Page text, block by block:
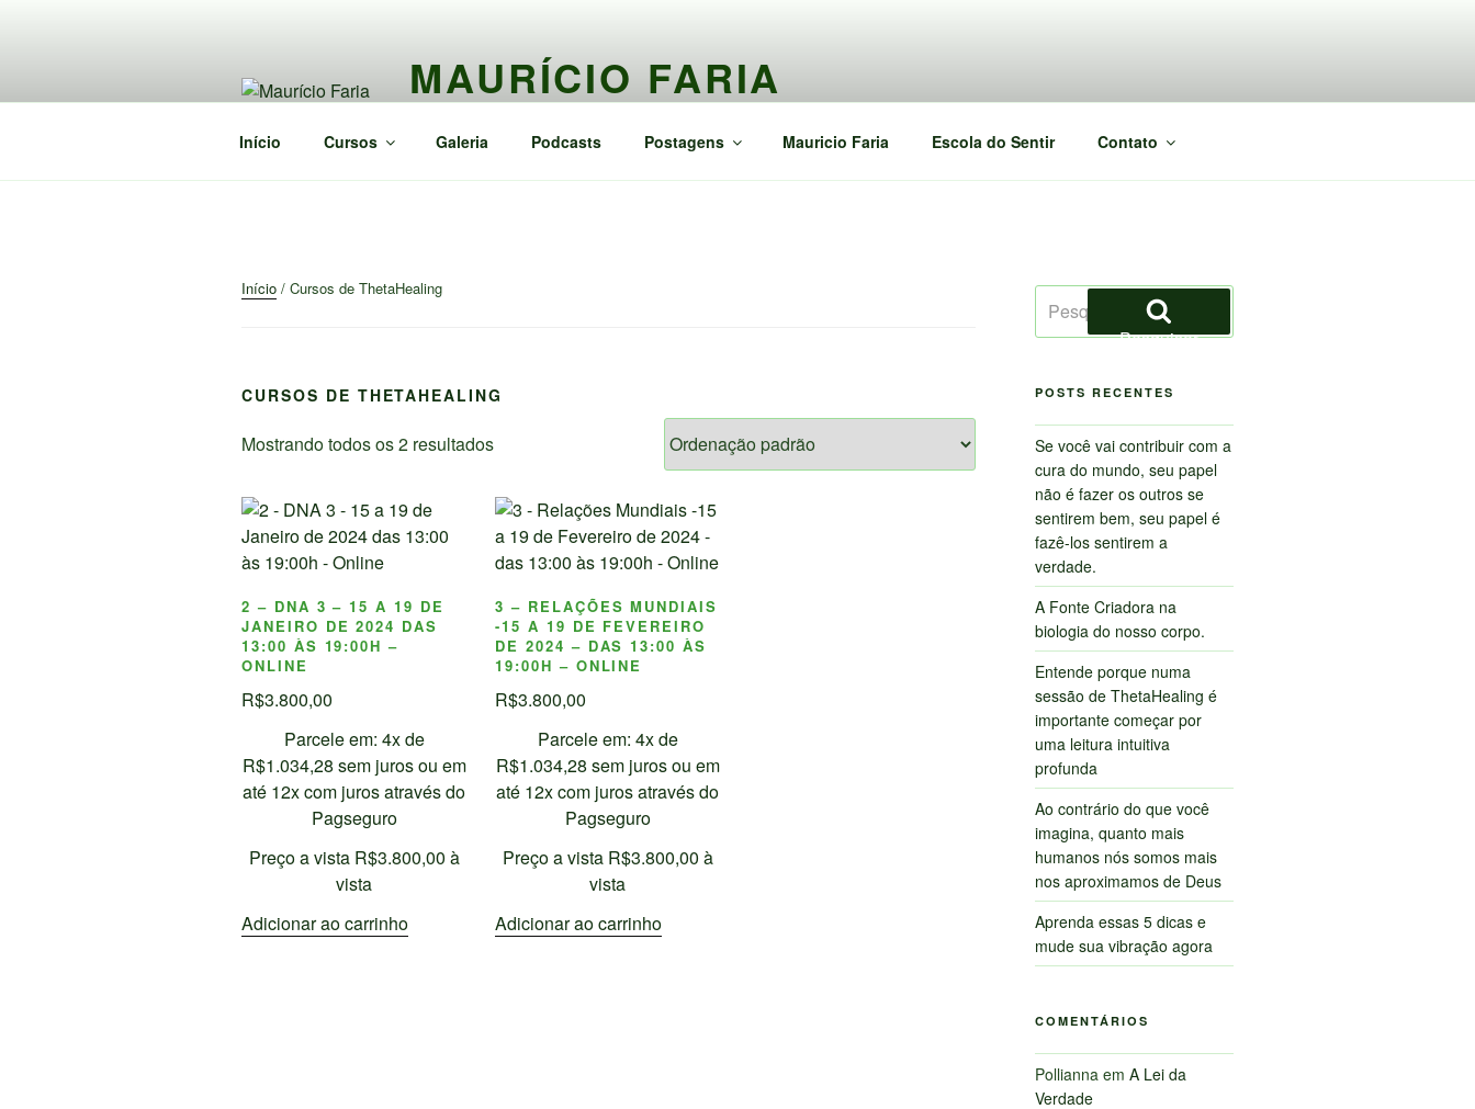
MAURÍCIO FARIA
Início Cursos Galeria Podcasts Postagens Mauricio Faria Escola do Sentir Contato
Início / Cursos de ThetaHealing
CURSOS DE THETAHEALING
Mostrando todos os 2 resultados
2 – DNA 3 – 15 A 19 DE
JANEIRO DE 2024 DAS
13:00 ÀS 19:00H –
ONLINE
R$3.800,00
Parcele em: 4x de
R$1.034,28 sem juros ou em
até 12x com juros através do
Pagseguro
Preço a vista R$3.800,00 à
vista
Adicionar ao carrinho
3 – RELAÇÕES MUNDIAIS
-15 A 19 DE FEVEREIRO
DE 2024 – DAS 13:00 ÀS
19:00H – ONLINE
R$3.800,00
Parcele em: 4x de
R$1.034,28 sem juros ou em
até 12x com juros através do
Pagseguro
Preço a vista R$3.800,00 à
vista
Adicionar ao carrinho
Pesquisar
por:
Pesquisar
POSTS RECENTES
Se você vai contribuir com a
cura do mundo, seu papel
não é fazer os outros se
sentirem bem, seu papel é
fazê-los sentirem a
verdade.
A Fonte Criadora na
biologia do nosso corpo.
Entende porque numa
sessão de ThetaHealing é
importante começar por
uma leitura intuitiva
profunda
Ao contrário do que você
imagina, quanto mais
humanos nós somos mais
nos aproximamos de Deus
Aprenda essas 5 dicas e
mude sua vibração agora
COMENTÁRIOS
Pollianna emA Lei da
Verdade